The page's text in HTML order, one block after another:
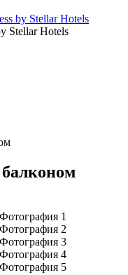
by Stellar Hotels